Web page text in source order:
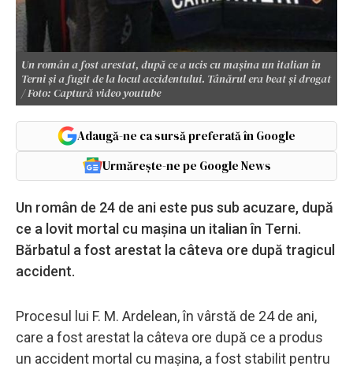
Un român a fost arestat, după ce a ucis cu mașina un italian în
Terni și a fugit de la locul accidentului. Tânărul era beat și drogat
/ Foto: Captură video youtube
Adaugă-ne ca sursă preferată în Google
Urmărește-ne pe Google News
Un român de 24 de ani este pus sub acuzare, după
ce a lovit mortal cu mașina un italian în Terni.
Bărbatul a fost arestat la câteva ore după tragicul
accident.
Procesul lui F. M. Ardelean, în vârstă de 24 de ani,
care a fost arestat la câteva ore după ce a produs
un accident mortal cu mașina, a fost stabilit pentru